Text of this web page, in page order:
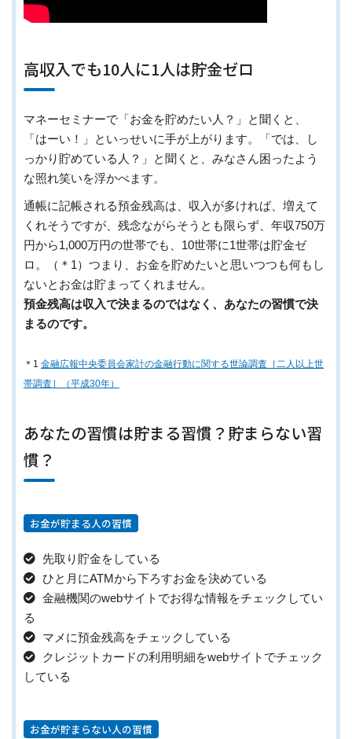
高収入でも10人に1人は貯金ゼロ
マネーセミナーで「お金を貯めたい人？」と聞くと、
「はーい！」といっせいに手が上がります。「では、し
っかり貯めている人？」と聞くと、みなさん困ったよう
な照れ笑いを浮かべます。
通帳に記帳される預金残高は、収入が多ければ、増えて
くれそうですが、残念ながらそうとも限らず、年収750万
円から1,000万円の世帯でも、10世帯に1世帯は貯金ゼ
ロ。（＊1）つまり、お金を貯めたいと思いつつも何もし
ないとお金は貯まってくれません。
預金残高は収入で決まるのではなく、あなたの習慣で決
まるのです。
＊1 金融広報中央委員会家計の金融行動に関する世論調査［二人以上世
帯調査］（平成30年）
あなたの習慣は貯まる習慣？貯まらない習
慣？
お金が貯まる人の習慣
先取り貯金をしている
ひと月にATMから下ろすお金を決めている
金融機関のwebサイトでお得な情報をチェックしてい
る
マメに預金残高をチェックしている
クレジットカードの利用明細をwebサイトでチェック
している
お金が貯まらない人の習慣